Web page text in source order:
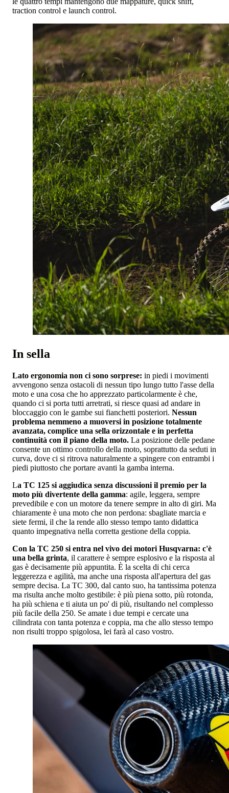
traction control e launch control.
In sella
Lato ergonomia non ci sono sorprese: in piedi i movimenti
avvengono senza ostacoli di nessun tipo lungo tutto l'asse della
moto e una cosa che ho apprezzato particolarmente è che,
quando ci si porta tutti arretrati, si riesce quasi ad andare in
bloccaggio con le gambe sui fianchetti posteriori. Nessun
problema nemmeno a muoversi in posizione totalmente
avanzata, complice una sella orizzontale e in perfetta
continuità con il piano della moto. La posizione delle pedane
consente un ottimo controllo della moto, soprattutto da seduti in
curva, dove ci si ritrova naturalmente a spingere con entrambi i
piedi piuttosto che portare avanti la gamba interna.
La TC 125 si aggiudica senza discussioni il premio per la
moto più divertente della gamma: agile, leggera, sempre
prevedibile e con un motore da tenere sempre in alto di giri. Ma
chiaramente è una moto che non perdona: sbagliate marcia e
siete fermi, il che la rende allo stesso tempo tanto didattica
quanto impegnativa nella corretta gestione della coppia.
Con la TC 250 si entra nel vivo dei motori Husqvarna: c'è
una bella grinta, il carattere è sempre esplosivo e la risposta al
gas è decisamente più appuntita. È la scelta di chi cerca
leggerezza e agilità, ma anche una risposta all'apertura del gas
sempre decisa. La TC 300, dal canto suo, ha tantissima potenza
ma risulta anche molto gestibile: è più piena sotto, più rotonda,
ha più schiena e ti aiuta un po' di più, risultando nel complesso
più facile della 250. Se amate i due tempi e cercate una
cilindrata con tanta potenza e coppia, ma che allo stesso tempo
non risulti troppo spigolosa, lei farà al caso vostro.